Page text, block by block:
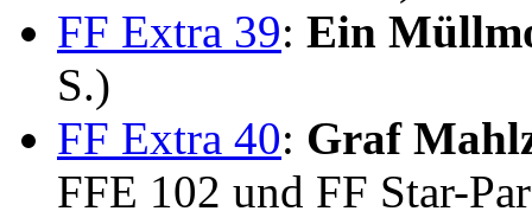
FF Extra 39: Ein
S.)
FF Extra 40: Graf
FFE 102 und FF Star-